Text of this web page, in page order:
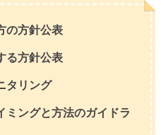
の方針公表
る方針公表
タリング
ミングと方法のガイドラ